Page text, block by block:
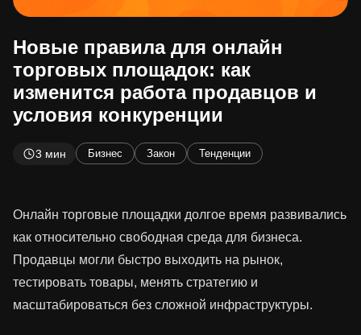
Новые правила для онлайн
торговых площадок: как
изменится работа продавцов и
условия конкуренции
3 мин Бизнес Закон Тенденции
Онлайн торговые площадки долгое время развивались
как относительно свободная среда для бизнеса.
Продавцы могли быстро выходить на рынок,
тестировать товары, менять стратегию и
масштабироваться без сложной инфраструктуры.